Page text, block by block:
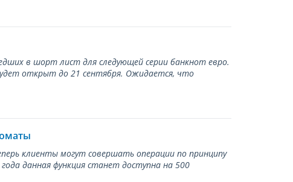
в шорт лист для следующей серии банкнот евро.
открыт до 21 сентября. Ожидается, что
клиенты могут совершать операции по принципу
данная функция станет доступна на 500